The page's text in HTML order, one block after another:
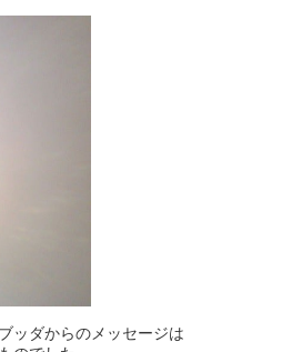
ッダからのメッセージは